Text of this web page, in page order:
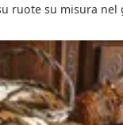
ruote su misura nel